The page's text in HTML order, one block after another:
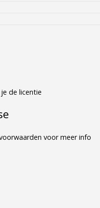
de licentie
voor meer info